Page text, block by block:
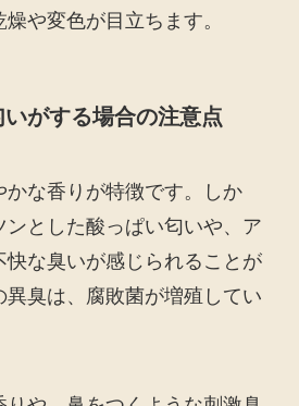
や変色が目立ちます。
がする場合の注意点
かな香りが特徴です。しか
ンとした酸っぱい匂いや、ア
快な臭いが感じられることが
異臭は、腐敗菌が増殖してい